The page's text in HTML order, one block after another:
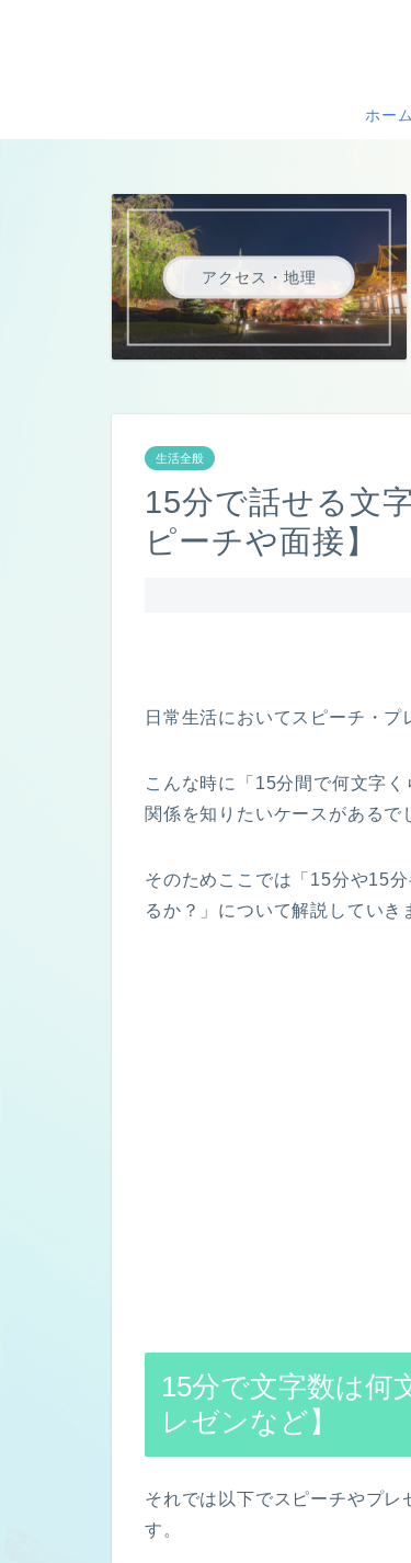
ホーム
アクセス・地理
生活全般
15分で話せる文
ピーチや面接】
日常生活においてスピーチ・プ
こんな時に「15分間で何文字
関係を知りたいケースがあるで
そのためここでは「15分や15
るか？」について解説していき
15分で文字数は何
レゼンなど】
それでは以下でスピーチやプレ
す。